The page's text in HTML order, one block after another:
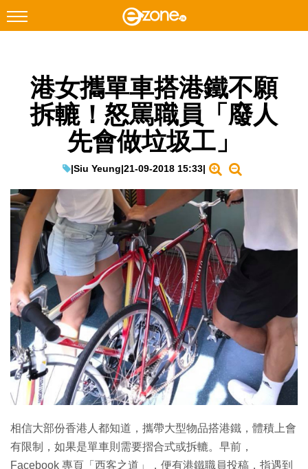
Facebook Instagram
科技焦點
教學評測
EduTech
IT Times
生成式AI與雲端應用
Enterprise Digital Transformation
特集
港女攜單車搭港鐵不願
拆轆！怒罵職員「廢人
先會做垃圾工」
|Siu Yeung|21-09-2018 15:33|
相信大部份香港人都知道，攜帶大型物品搭港鐵，體積上會
有限制，如果是單車則需要摺合式或拆轆。早前，
Facebook 專頁「西客之道」，便有港鐵職員投稿，指遇到